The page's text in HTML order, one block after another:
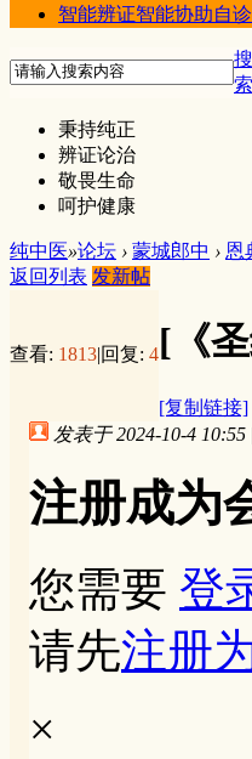
智能辨证智能协助自诊
搜
索
秉持纯正
辨证论治
敬畏生命
呵护健康
纯中医»论坛 › 蒙城郎中 › 恩
返回列表 发新帖
查看: 1813|回复: 4[《
[复制链接]
发表于 2024-10-4 10:55
注册成为
您需要 登
请先注册
×